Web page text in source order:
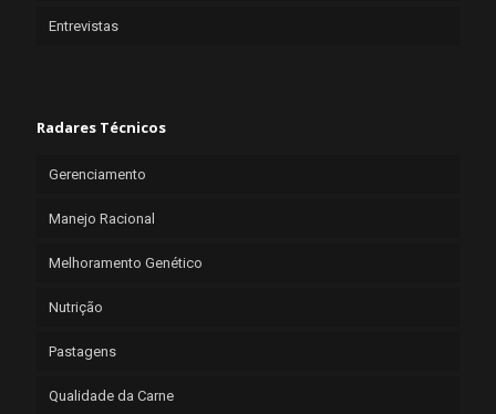
Entrevistas
Radares Técnicos
Gerenciamento
Manejo Racional
Melhoramento Genético
Nutrição
Pastagens
Qualidade da Carne